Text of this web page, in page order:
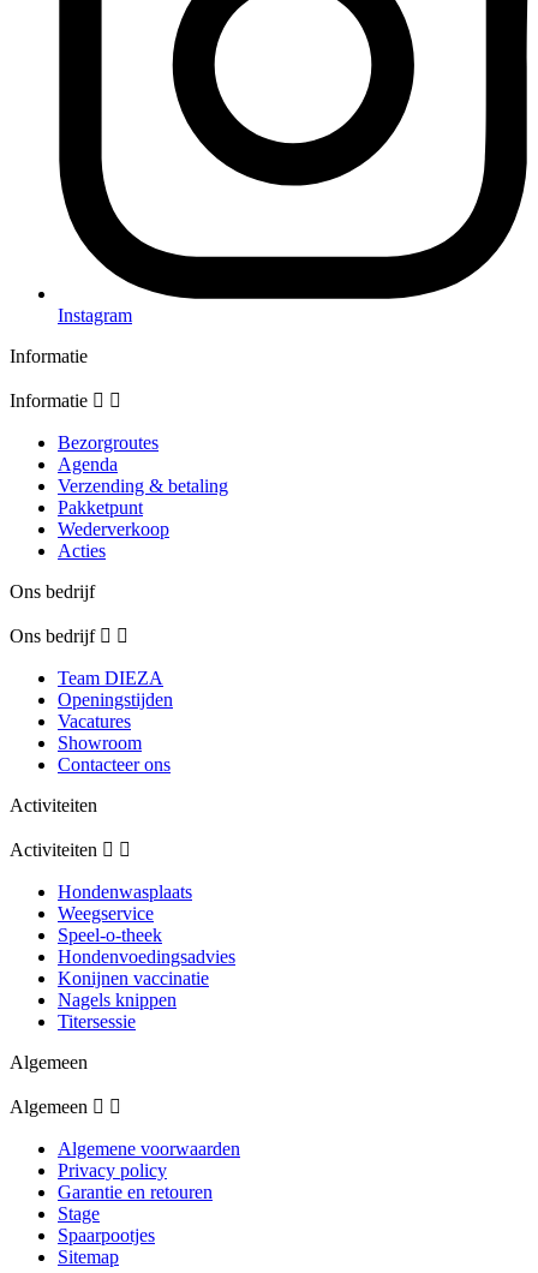
Instagram
Informatie
Informatie  
Bezorgroutes
Agenda
Verzending & betaling
Pakketpunt
Wederverkoop
Acties
Ons bedrijf
Ons bedrijf  
Team DIEZA
Openingstijden
Vacatures
Showroom
Contacteer ons
Activiteiten
Activiteiten  
Hondenwasplaats
Weegservice
Speel-o-theek
Hondenvoedingsadvies
Konijnen vaccinatie
Nagels knippen
Titersessie
Algemeen
Algemeen  
Algemene voorwaarden
Privacy policy
Garantie en retouren
Stage
Spaarpootjes
Sitemap